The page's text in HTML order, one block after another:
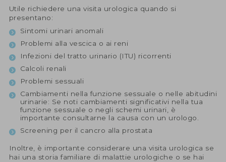
Utile richiedere una visita urologica quando si
presentano:
Sintomi urinari anomali
Problemi alla vescica o ai reni
Infezioni del tratto urinario (ITU) ricorrenti
Calcoli renali
Problemi sessuali
Cambiamenti nella funzione sessuale o nelle abitudini
urinarie: Se noti cambiamenti significativi nella tua
funzione sessuale o negli schemi urinari, è
importante consultarne la causa con un urologo.
Screening per il cancro alla prostata
Inoltre, è importante considerare una visita urologica se
hai una storia familiare di malattie urologiche o se hai